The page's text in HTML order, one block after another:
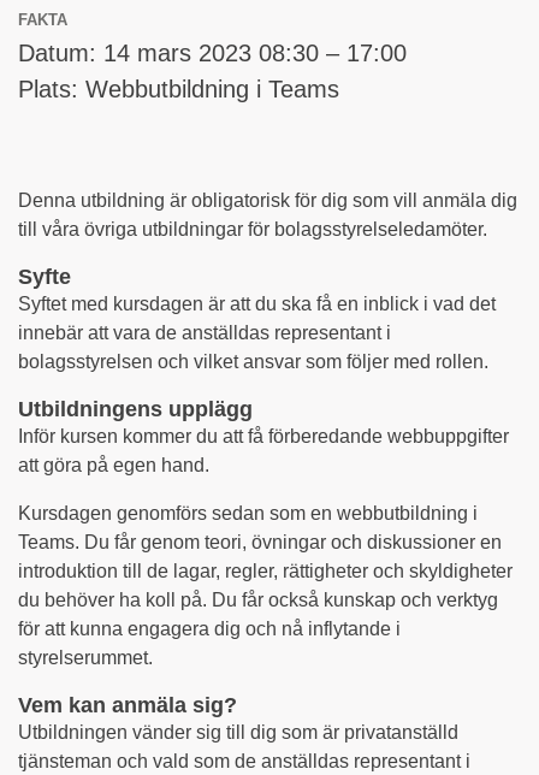
FAKTA
Datum: 14 mars 2023 08:30 – 17:00
Plats: Webbutbildning i Teams
Denna utbildning är obligatorisk för dig som vill anmäla dig
till våra övriga utbildningar för bolagsstyrelseledamöter.
Syfte
Syftet med kursdagen är att du ska få en inblick i vad det
innebär att vara de anställdas representant i
bolagsstyrelsen och vilket ansvar som följer med rollen.
Utbildningens upplägg
Inför kursen kommer du att få förberedande webbuppgifter
att göra på egen hand.
Kursdagen genomförs sedan som en webbutbildning i
Teams. Du får genom teori, övningar och diskussioner en
introduktion till de lagar, regler, rättigheter och skyldigheter
du behöver ha koll på. Du får också kunskap och verktyg
för att kunna engagera dig och nå inflytande i
styrelserummet.
Vem kan anmäla sig?
Utbildningen vänder sig till dig som är privatanställd
tjänsteman och vald som de anställdas representant i